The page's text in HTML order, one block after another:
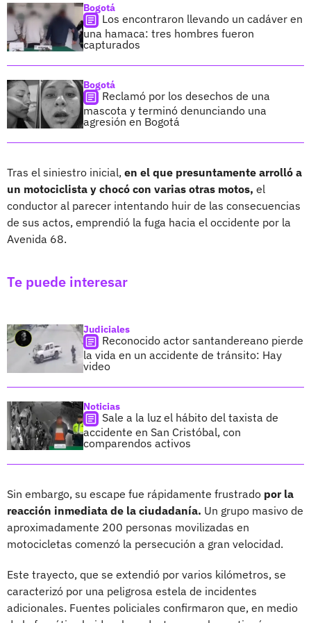
Bogotá
Los encontraron llevando un cadáver en
una hamaca: tres hombres fueron
capturados
Bogotá
Reclamó por los desechos de una
mascota y terminó denunciando una
agresión en Bogotá
Tras el siniestro inicial, en el que presuntamente arrolló a
un motociclista y chocó con varias otras motos, el
conductor al parecer intentando huir de las consecuencias
de sus actos, emprendió la fuga hacia el occidente por la
Avenida 68.
Te puede interesar
Judiciales
Reconocido actor santandereano pierde
la vida en un accidente de tránsito: Hay
video
Noticias
Sale a la luz el hábito del taxista de
accidente en San Cristóbal, con
comparendos activos
Sin embargo, su escape fue rápidamente frustrado por la
reacción inmediata de la ciudadanía. Un grupo masivo de
aproximadamente 200 personas movilizadas en
motocicletas comenzó la persecución a gran velocidad.
Este trayecto, que se extendió por varios kilómetros, se
caracterizó por una peligrosa estela de incidentes
adicionales. Fuentes policiales confirmaron que, en medio